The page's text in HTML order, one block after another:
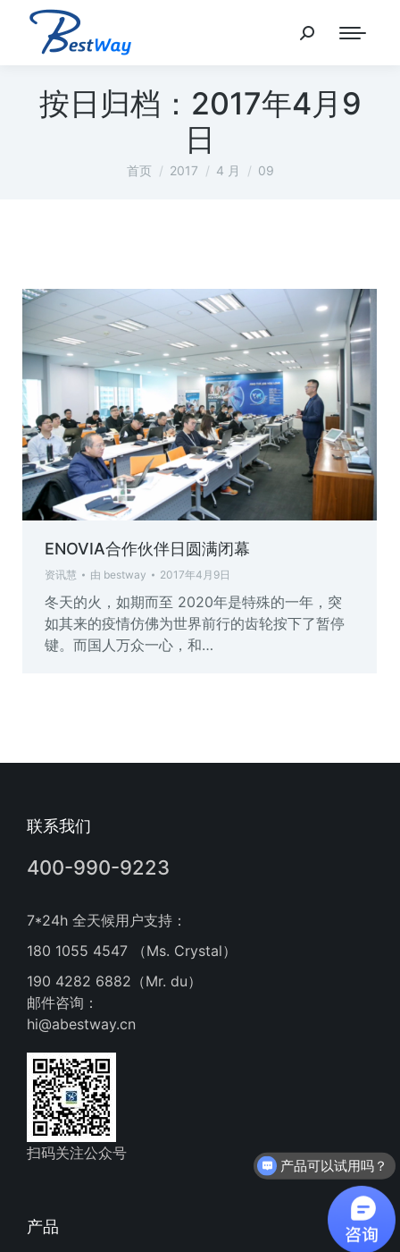
按日归档： 2017年4月9
日
您在这里：
首页 2017 4 月 09
ENOVIA合作伙伴日圆满闭幕
资讯慧 由 bestway 2017年4月9日
冬天的火，如期而至 2020年是特殊的一年，突
如其来的疫情仿佛为世界前行的齿轮按下了暂停
键。而国人万众一心，和…
联系我们
400-990-9223
7*24h 全天候用户支持：
180 1055 4547 （Ms. Crystal）
190 4282 6882（Mr. du）
邮件咨询：
hi@abestway.cn
扫码关注公众号
产品
产品可以试用吗？